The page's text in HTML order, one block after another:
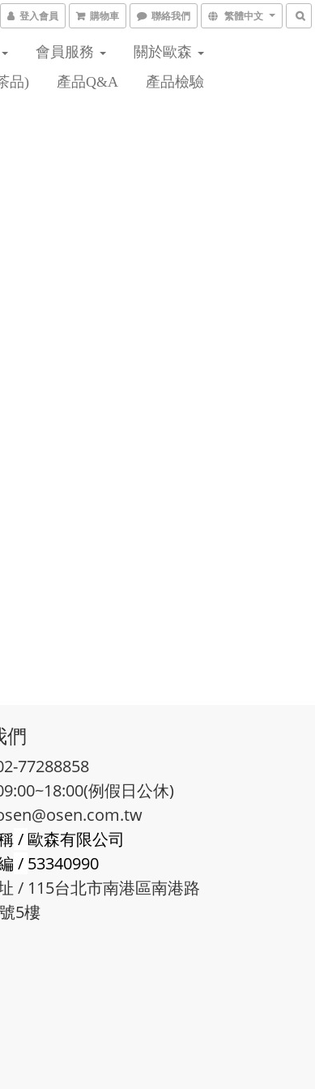
登入會員 購物車 聯絡我們 繁體中文
會員服務
關於歐森
品) 產品Q&A 產品檢驗
們
77288858
例假日公休)
/歐森有限公司
/ 53340990
/ 115台北市南港區南港路
5樓